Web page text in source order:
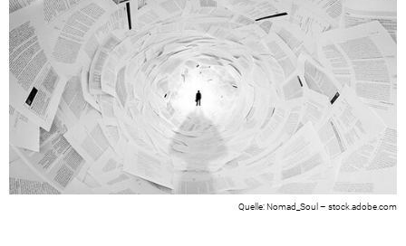
Nomad_Soul – stock.adobe.com